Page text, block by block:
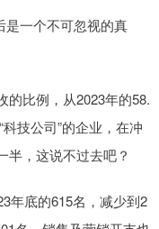
一个不可忽视的真
比例，从2023年的58.
技公司”的企业，在冲
半，这说不过去吧？
底的615名，减少到2